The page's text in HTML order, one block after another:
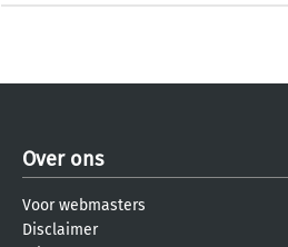
Over ons
Voor webmasters
Disclaimer